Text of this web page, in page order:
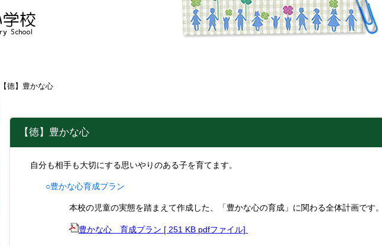
【徳】豊かな心
【徳】豊かな心
自分も相手も大切にする思いやりのある子を育てます。
○豊かな心育成プラン
本校の児童の実態を踏まえて作成した、「豊かな心の育成」に関わる全体計画です。
豊かな心 育成プラン [ 251 KB pdfファイル]